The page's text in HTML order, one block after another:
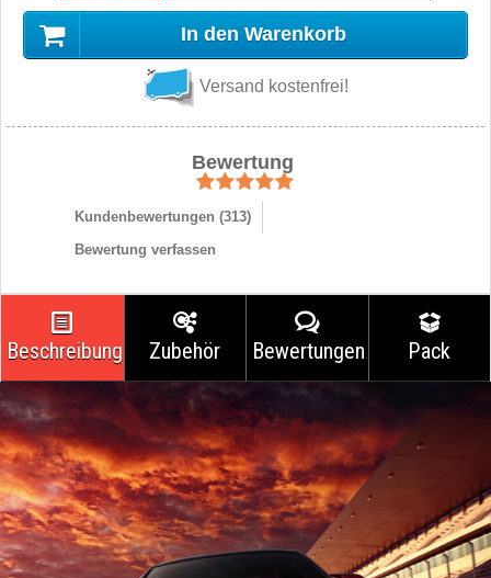
In den Warenkorb
Versand kostenfrei!
Bewertung
Kundenbewertungen (313)
Bewertung verfassen
Beschreibung Zubehör Bewertungen Pack